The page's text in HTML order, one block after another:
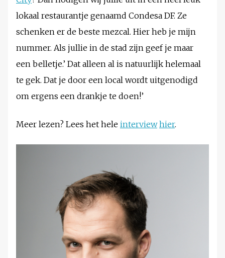
lokaal restaurantje genaamd Condesa DF. Ze
schenken er de beste mezcal. Hier heb je mijn
nummer. Als jullie in de stad zijn geef je maar
een belletje.’ Dat alleen al is natuurlijk helemaal
te gek. Dat je door een local wordt uitgenodigd
om ergens een drankje te doen!’
Meer lezen? Lees het hele interview hier.